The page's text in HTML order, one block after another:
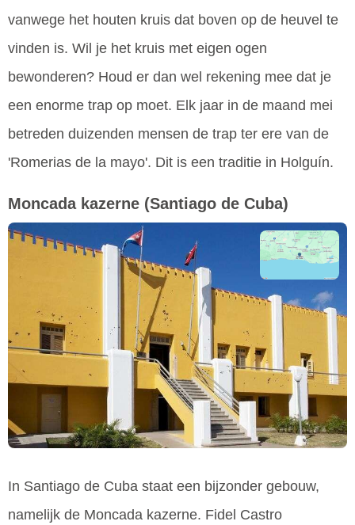
vanwege het houten kruis dat boven op de heuvel te
vinden is. Wil je het kruis met eigen ogen
bewonderen? Houd er dan wel rekening mee dat je
een enorme trap op moet. Elk jaar in de maand mei
betreden duizenden mensen de trap ter ere van de
'Romerias de la mayo'. Dit is een traditie in Holguín.
Moncada kazerne (Santiago de Cuba)
In Santiago de Cuba staat een bijzonder gebouw,
namelijk de Moncada kazerne. Fidel Castro